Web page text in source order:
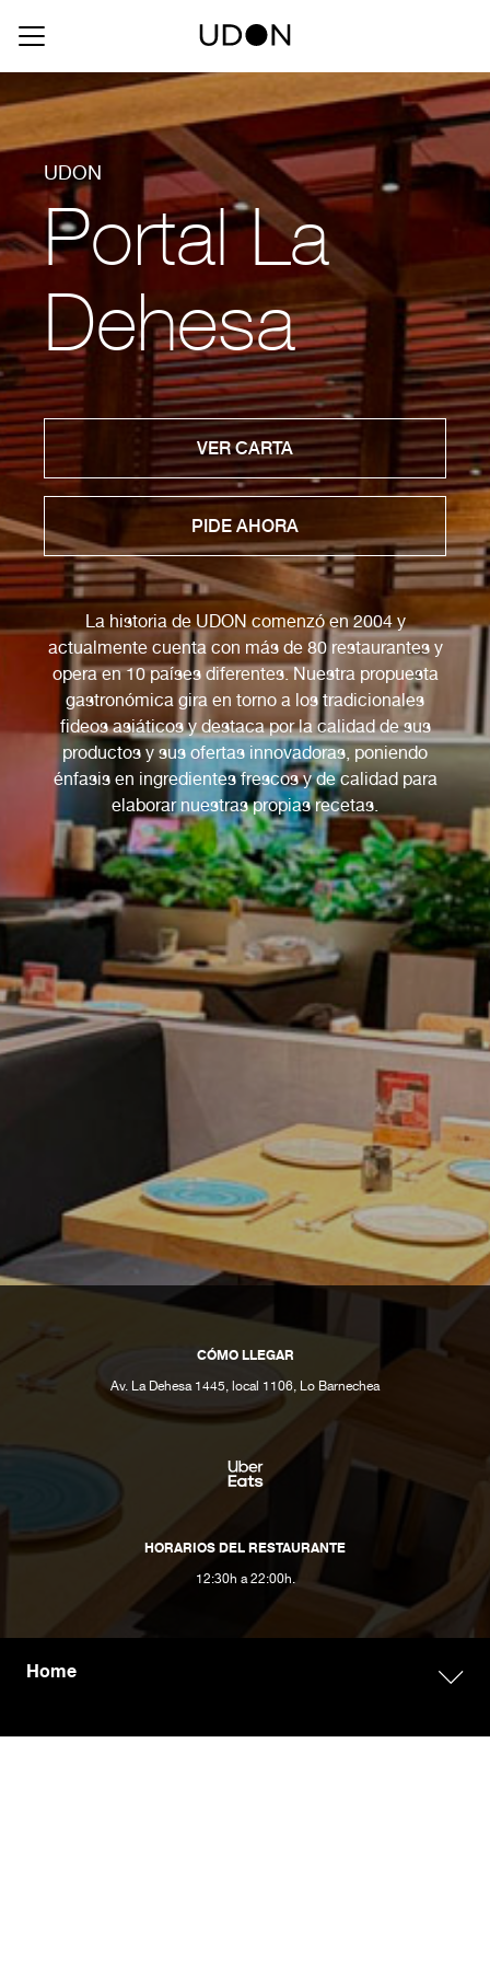
UDON
Portal La
Dehesa
La historia de UDON comenzó en 2004 y
actualmente cuenta con más de 80 restaurantes y
opera en 10 países diferentes. Nuestra propuesta
gastronómica gira en torno a los tradicionales
fideos asiáticos y destaca por la calidad de sus
productos y sus ofertas innovadoras, poniendo
énfasis en ingredientes frescos y de calidad para
elaborar nuestras propias recetas.
VER CARTA
PIDE AHORA
CÓMO LLEGAR
Av. La Dehesa 1445, local 1106, Lo Barnechea
HORARIOS DEL RESTAURANTE
12:30h a 22:00h.
Home